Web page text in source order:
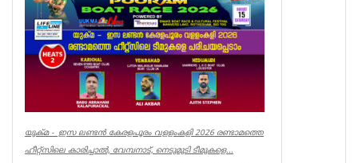
Kerala
യുക്മ - ഇസ ലണ്ടൻ കേരളപൂരം വളളംകളി 2026 രണ്ടാമത്തെ
ഹീറ്റ്സിലെ കാരിച്ചാൽ, വേമ്പനാട്, നെടുമുടി ടീമുകളെ...